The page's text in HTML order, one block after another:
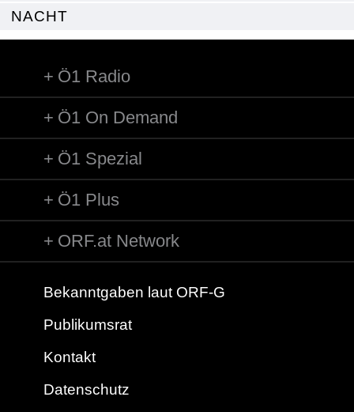
NACHT
Ö1 Radio
Ö1 On Demand
Ö1 Spezial
Ö1 Plus
ORF.at Network
Bekanntgaben laut ORF-G
Publikumsrat
Kontakt
Datenschutz